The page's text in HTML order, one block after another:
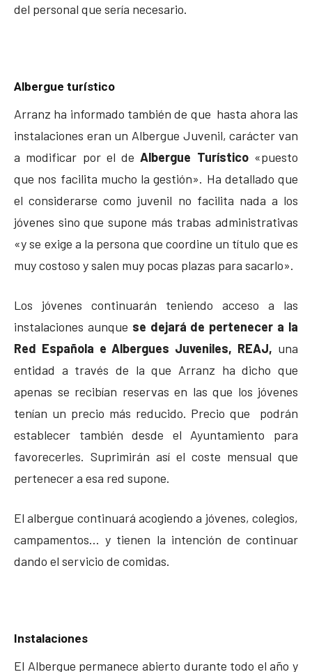
del personal que sería necesario.
Albergue turístico
Arranz ha informado también de que hasta ahora las
instalaciones eran un Albergue Juvenil, carácter van
a modificar por el deAlbergue Turístico«puesto
que nos facilita mucho la gestión». Ha detallado que
el considerarse como juvenil no facilita nada a los
jóvenes sino que supone más trabas administrativas
«y se exige a la persona que coordine un título que es
muy costoso y salen muy pocas plazas para sacarlo».
Los jóvenes continuarán teniendo acceso a las
instalaciones aunque se dejará de pertenecer a la
Red Española e Albergues Juveniles, REAJ, una
entidad a través de la que Arranz ha dicho que
apenas se recibían reservas en las que los jóvenes
tenían un precio más reducido. Precio que podrán
establecer también desde el Ayuntamiento para
favorecerles. Suprimirán así el coste mensual que
pertenecer a esa red supone.
El albergue continuará acogiendo a jóvenes, colegios,
campamentos… y tienen la intención de continuar
dando el servicio de comidas.
Instalaciones
El Albergue permanece abierto durante todo el año y